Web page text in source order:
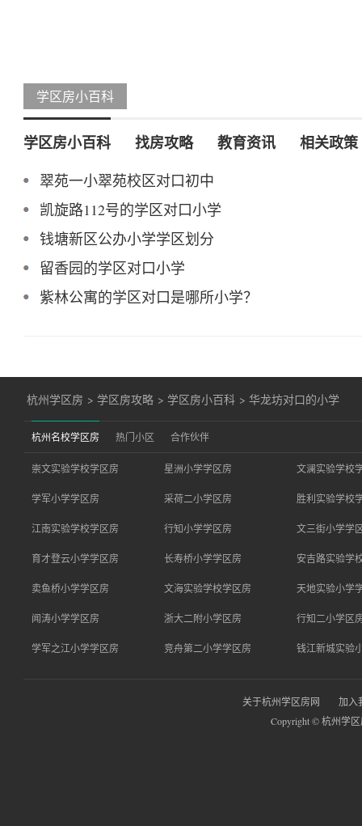
学区房小百科
学区房小百科 找房攻略 教育资讯 相关政策
翠苑一小翠苑校区对口初中
凯旋路112号的学区对口小学
钱塘新区公办小学学区划分
留香园的学区对口小学
紫林公寓的学区对口是哪所小学？
杭州学区房 > 学区房攻略 > 学区房小百科 >华龙坊对口的小学
杭州名校学区房 热门小区 合作伙伴
崇文实验学校学区房 星洲小学学区房 文澜实验学校
学军小学学区房 采荷二小学区房 胜利实验学校
江南实验学校学区房 行知小学学区房 文三街小学学
育才登云小学学区房 长寿桥小学学区房 安吉路实验学
卖鱼桥小学学区房 文海实验学校学区房 天地实验小学
闻涛小学学区房 浙大二附小学区房 行知二小学区
学军之江小学学区房 竞舟第二小学学区房 钱江新城实验
关于杭州学区房网
加入
Copyright © 杭州学